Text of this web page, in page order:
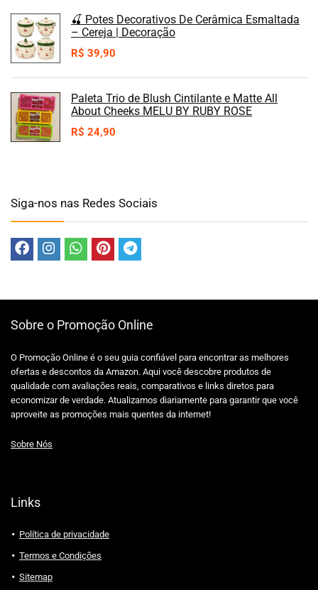
🍒 Potes Decorativos De Cerâmica Esmaltada
– Cereja | Decoração
R$ 39,90
Paleta Trio de Blush Cintilante e Matte All
About Cheeks MELU BY RUBY ROSE
R$ 24,90
Siga-nos nas Redes Sociais
Sobre o Promoção Online
O Promoção Online é o seu guia confiável para encontrar as melhores
ofertas e descontos da Amazon. Aqui você descobre produtos de
qualidade com avaliações reais, comparativos e links diretos para
economizar de verdade. Atualizamos diariamente para garantir que você
aproveite as promoções mais quentes da internet!
Sobre Nós
Links
Política de privacidade
Termos e Condições
Sitemap